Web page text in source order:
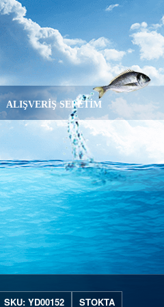
ALIŞVERİŞ SEPETİM
SKU: YD00152 STOKTA